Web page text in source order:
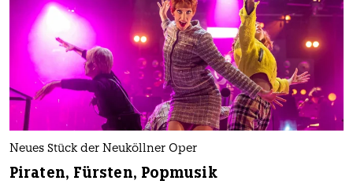
Neues Stück der Neuköllner Oper
Piraten, Fürsten, Popmusik